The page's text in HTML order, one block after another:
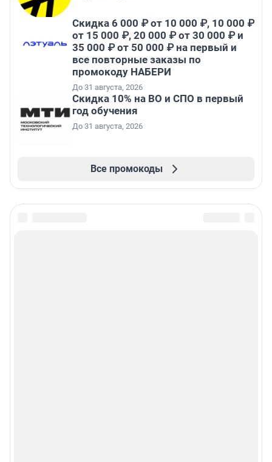
Скидка 6 000 ₽ от 10 000 ₽, 10 000 ₽
от 15 000 ₽, 20 000 ₽ от 30 000 ₽ и
35 000 ₽ от 50 000 ₽ на первый и
все повторные заказы по
промокоду НАБЕРИ
До 31 августа, 2026
Скидка 10% на ВО и СПО в первый
год обучения
До 31 августа, 2026
Все промокоды